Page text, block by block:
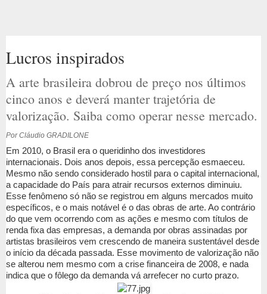
Lucros inspirados
A arte brasileira dobrou de preço nos últimos
cinco anos e deverá manter trajetória de
valorização. Saiba como operar nesse mercado.
Por Cláudio GRADILONE
Em 2010, o Brasil era o queridinho dos investidores
internacionais. Dois anos depois, essa percepção esmaeceu.
Mesmo não sendo considerado hostil para o capital internacional,
a capacidade do País para atrair recursos externos diminuiu.
Esse fenômeno só não se registrou em alguns mercados muito
específicos, e o mais notável é o das obras de arte. Ao contrário
do que vem ocorrendo com as ações e mesmo com títulos de
renda fixa das empresas, a demanda por obras assinadas por
artistas brasileiros vem crescendo de maneira sustentável desde
o início da década passada. Esse movimento de valorização não
se alterou nem mesmo com a crise financeira de 2008, e nada
indica que o fôlego da demanda vá arrefecer no curto prazo.